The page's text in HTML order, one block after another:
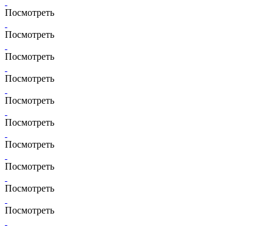
Посмотреть
Посмотреть
Посмотреть
Посмотреть
Посмотреть
Посмотреть
Посмотреть
Посмотреть
Посмотреть
Посмотреть